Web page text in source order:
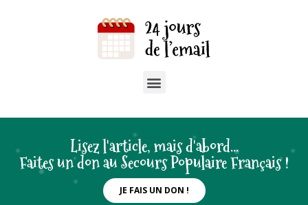
Lisez l'article, mais d'abord...
Faites un don au Secours Populaire Français !
JE FAIS UN DON !